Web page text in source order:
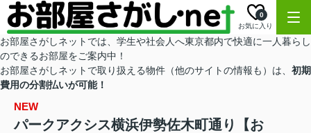
お気に入り
0
お部屋さがしネットでは、学生や社会人へ東京都内で快適に一人暮らし
のできるお部屋をご案内中！
お部屋さがしネットで取り扱える物件（他のサイトの情報も）は、 初期
費用の分割払いが可能！
NEW
パークアクシス横浜伊勢佐木町通り【お